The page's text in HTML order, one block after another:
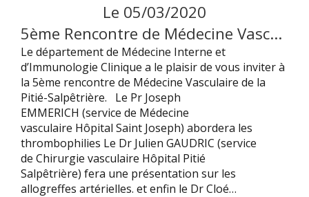
Le 05/03/2020
5ème Rencontre de Médecine Vasculaire de la Pitié-Salpêtrière
Le département de Médecine Interne et
d’Immunologie Clinique a le plaisir de vous inviter à
la 5ème rencontre de Médecine Vasculaire de la
Pitié-Salpêtrière. Le Pr Joseph
EMMERICH (service de Médecine
vasculaire Hôpital Saint Joseph) abordera les
thrombophilies Le Dr Julien GAUDRIC (service
de Chirurgie vasculaire Hôpital Pitié
Salpêtrière) fera une présentation sur les
allogreffes artérielles. et enfin le Dr Cloé…